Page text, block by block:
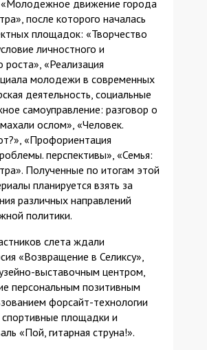
«Молодежное движение города
после которого началась
площадок: «Творчество
личностного и
роста», «Реализация
молодежи в современных
деятельность, социальные
самоуправление: разговор о
ослом», «Человек.
«Профориентация
перспективы», «Семья:
Полученные по итогам этой
планируется взять за
различных направлений
политики.
слета ждали
«Возвращение в Селиксу»,
выставочным центром,
персональным позитивным
форсайт-технологии
площадки и
«Пой, гитарная струна!».